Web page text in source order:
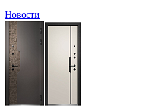
Новости